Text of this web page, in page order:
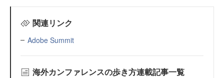
関連リンク
Adobe Summit
海外カンファレンスの歩き方連載記事一覧